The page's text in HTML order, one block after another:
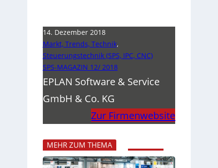
14. Dezember 2018
Markt, Trends, Technik,
Steuerungstechnik (SPS, IPC, CNC)
SPS-MAGAZIN 12/ 2018
EPLAN Software & Service
GmbH & Co. KG
Zur Firmenwebsite
MEHR ZUM THEMA